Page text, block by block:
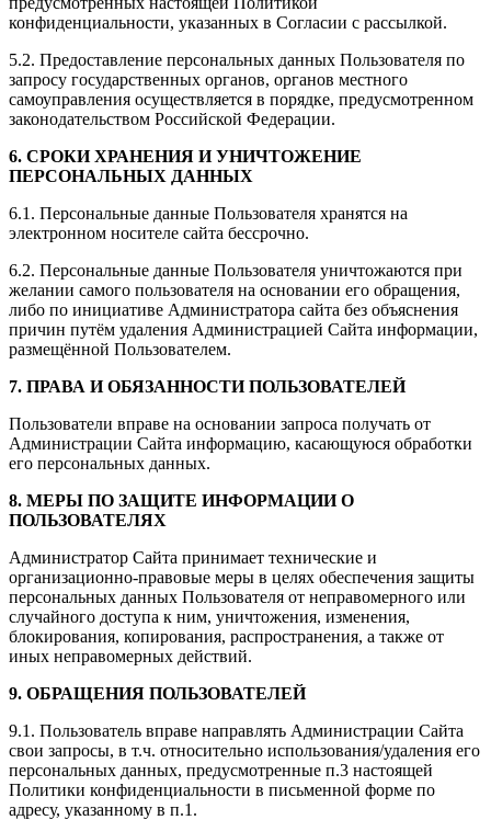
конфиденциальности, указанных в Согласии с рассылкой.
5.2. Предоставление персональных данных Пользователя по
запросу государственных органов, органов местного
самоуправления осуществляется в порядке, предусмотренном
законодательством Российской Федерации.
6. СРОКИ ХРАНЕНИЯ И УНИЧТОЖЕНИЕ
ПЕРСОНАЛЬНЫХ ДАННЫХ
6.1. Персональные данные Пользователя хранятся на
электронном носителе сайта бессрочно.
6.2. Персональные данные Пользователя уничтожаются при
желании самого пользователя на основании его обращения,
либо по инициативе Администратора сайта без объяснения
причин путём удаления Администрацией Сайта информации,
размещённой Пользователем.
7. ПРАВА И ОБЯЗАННОСТИ ПОЛЬЗОВАТЕЛЕЙ
Пользователи вправе на основании запроса получать от
Администрации Сайта информацию, касающуюся обработки
его персональных данных.
8. МЕРЫ ПО ЗАЩИТЕ ИНФОРМАЦИИ О
ПОЛЬЗОВАТЕЛЯХ
Администратор Сайта принимает технические и
организационно-правовые меры в целях обеспечения защиты
персональных данных Пользователя от неправомерного или
случайного доступа к ним, уничтожения, изменения,
блокирования, копирования, распространения, а также от
иных неправомерных действий.
9. ОБРАЩЕНИЯ ПОЛЬЗОВАТЕЛЕЙ
9.1. Пользователь вправе направлять Администрации Сайта
свои запросы, в т.ч. относительно использования/удаления его
персональных данных, предусмотренные п.3 настоящей
Политики конфиденциальности в письменной форме по
адресу, указанному в п.1.